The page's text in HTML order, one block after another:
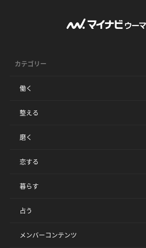
カテゴリー
働く
整える
磨く
恋する
暮らす
占う
メンバーコンテンツ